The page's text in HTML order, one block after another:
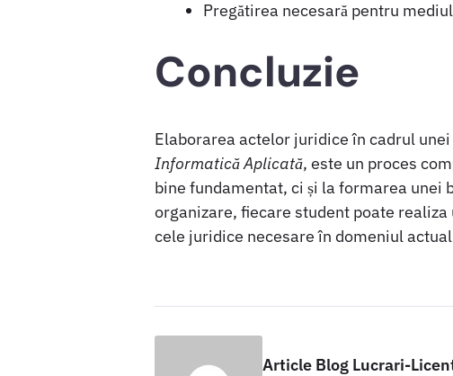
Pregătirea necesară pentru
Concluzie
Elaborarea actelor juridice în cadrul unei
Informatică Aplicată, este un proces
bine fundamentat, ci și la formarea unei
organizare, fiecare student poate
cele juridice necesare în domeniul
Article Blog Lucrari-